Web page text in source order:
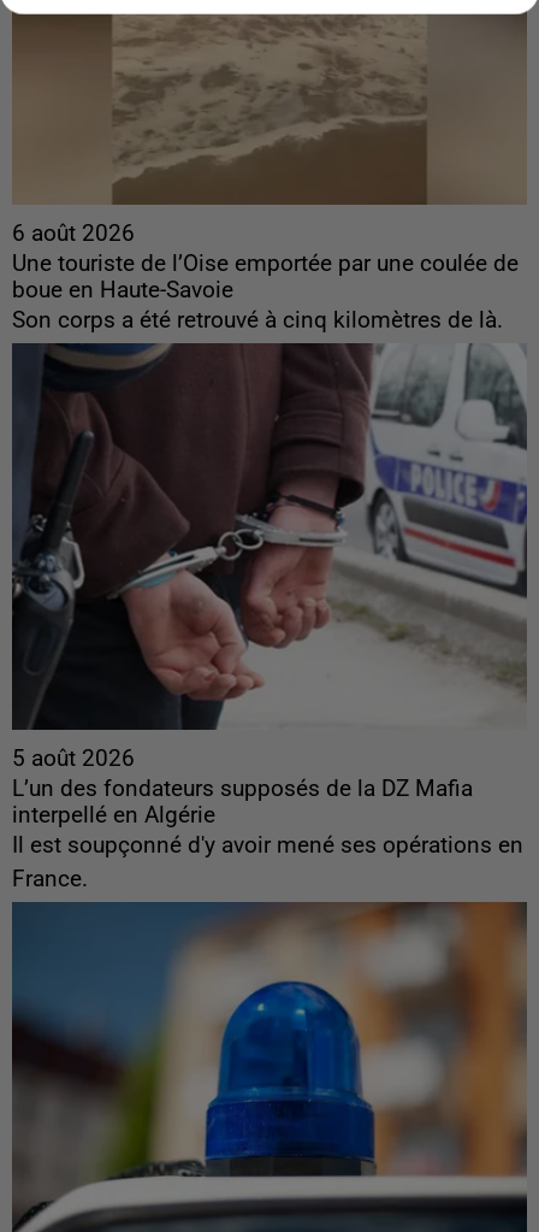
6 août 2026
Une touriste de l’Oise emportée par une coulée de
boue en Haute-Savoie
Son corps a été retrouvé à cinq kilomètres de là.
5 août 2026
L’un des fondateurs supposés de la DZ Mafia
interpellé en Algérie
Il est soupçonné d'y avoir mené ses opérations en
France.